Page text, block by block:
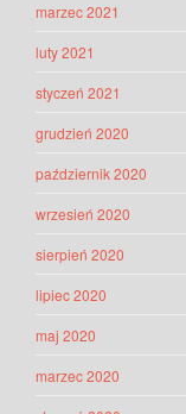
marzec 2021
luty 2021
styczeń 2021
grudzień 2020
październik 2020
wrzesień 2020
sierpień 2020
lipiec 2020
maj 2020
marzec 2020